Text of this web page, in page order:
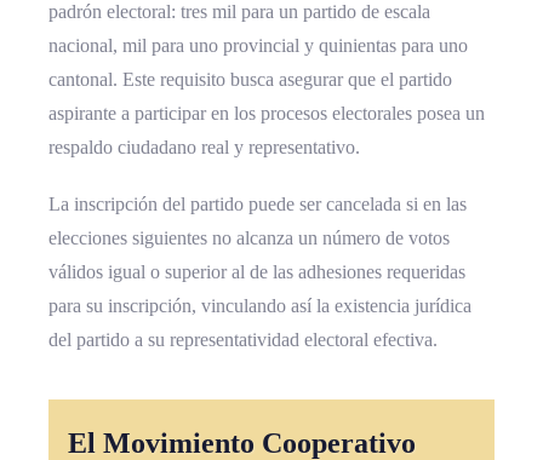
padrón electoral: tres mil para un partido de escala
nacional, mil para uno provincial y quinientas para uno
cantonal. Este requisito busca asegurar que el partido
aspirante a participar en los procesos electorales posea un
respaldo ciudadano real y representativo.
La inscripción del partido puede ser cancelada si en las
elecciones siguientes no alcanza un número de votos
válidos igual o superior al de las adhesiones requeridas
para su inscripción, vinculando así la existencia jurídica
del partido a su representatividad electoral efectiva.
El Movimiento Cooperativo